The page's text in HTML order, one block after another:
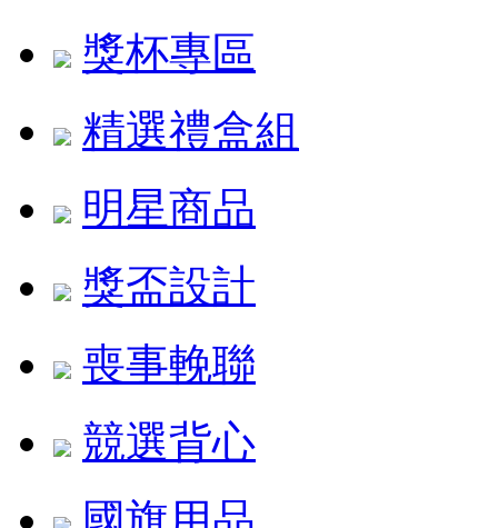
獎杯專區
精選禮盒組
明星商品
獎盃設計
喪事輓聯
競選背心